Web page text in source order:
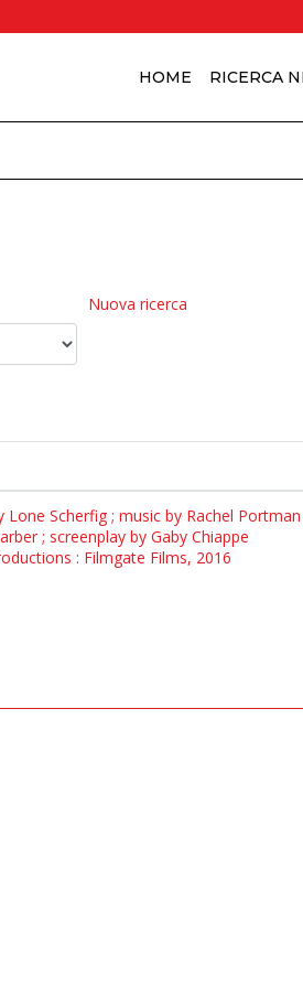
HOME RICERCA
Nuova ricerca
Scherfig ; music by Rachel
; screenplay by Gaby Chiappe
: Filmgate Films, 2016